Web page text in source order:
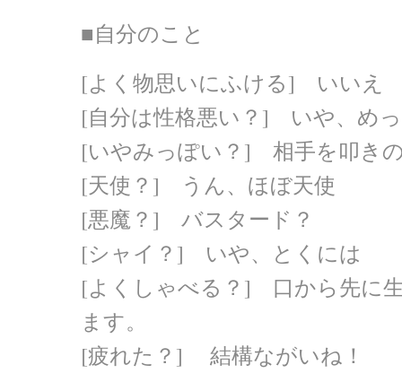
■自分のこと
[よく物思いにふける] いいえ
[自分は性格悪い？] いや、め
[いやみっぽい？] 相手を叩き
[天使？] うん、ほぼ天使
[悪魔？] バスタード？
[シャイ？] いや、とくには
[よくしゃべる？] 口から先に
ます。
[疲れた？] 結構ながいね！